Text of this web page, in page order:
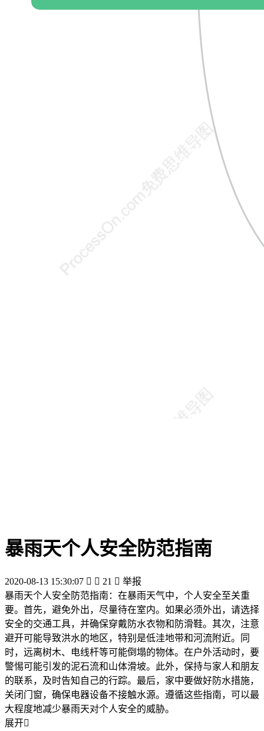
暴雨天个人安全防范指南
2020-08-13 15:30:07   21  举报
暴雨天个人安全防范指南：在暴雨天气中，个人安全至关重
要。首先，避免外出，尽量待在室内。如果必须外出，请选择
安全的交通工具，并确保穿戴防水衣物和防滑鞋。其次，注意
避开可能导致洪水的地区，特别是低洼地带和河流附近。同
时，远离树木、电线杆等可能倒塌的物体。在户外活动时，要
警惕可能引发的泥石流和山体滑坡。此外，保持与家人和朋友
的联系，及时告知自己的行踪。最后，家中要做好防水措施，
关闭门窗，确保电器设备不接触水源。遵循这些指南，可以最
大程度地减少暴雨天对个人安全的威胁。
展开